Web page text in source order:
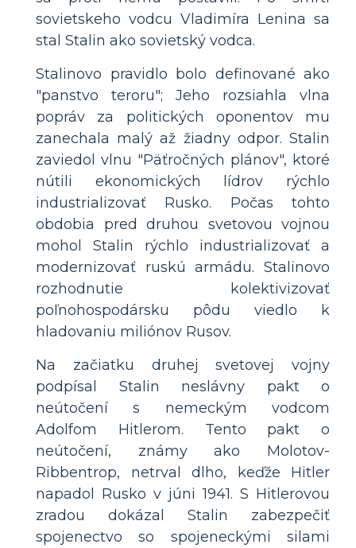
sovietskeho vodcu Vladimíra Lenina sa
stal Stalin ako sovietský vodca.
Stalinovo pravidlo bolo definované ako
"panstvo teroru"; Jeho rozsiahla vlna
popráv za politických oponentov mu
zanechala malý až žiadny odpor. Stalin
zaviedol vlnu "Päťročných plánov", ktoré
nútili ekonomických lídrov rýchlo
industrializovať Rusko. Počas tohto
obdobia pred druhou svetovou vojnou
mohol Stalin rýchlo industrializovať a
modernizovať ruskú armádu. Stalinovo
rozhodnutie kolektivizovať
poľnohospodársku pôdu viedlo k
hladovaniu miliónov Rusov.
Na začiatku druhej svetovej vojny
podpísal Stalin neslávny pakt o
neútočení s nemeckým vodcom
Adolfom Hitlerom. Tento pakt o
neútočení, známy ako Molotov-
Ribbentrop, netrval dlho, keďže Hitler
napadol Rusko v júni 1941. S Hitlerovou
zradou dokázal Stalin zabezpečiť
spojenectvo so spojeneckými silami